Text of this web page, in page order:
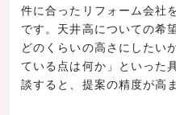
件に合ったリフォーム会社
です。天井高についての希
どのくらいの高さにしたい
ている点は何か」といった
談すると、提案の精度が高